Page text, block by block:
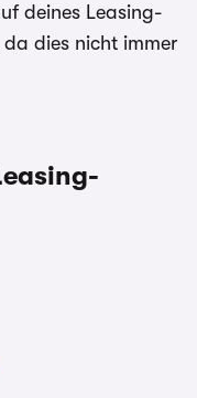
deines Leasing-
da dies nicht immer